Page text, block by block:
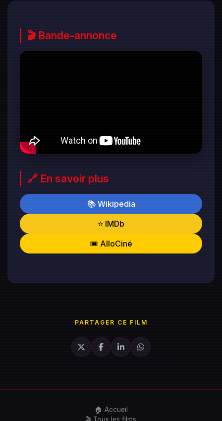
🎬 Bande-annonce
🔗 En savoir plus
📚 Wikipedia
⭐ IMDb
🎟️ AlloCiné
PARTAGER CE FILM
🏠 Accueil